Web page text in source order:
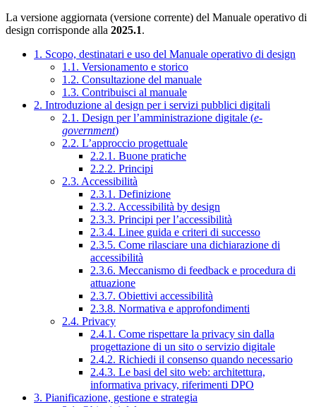
La versione aggiornata (versione corrente) del Manuale operativo di
design corrisponde alla 2025.1.
1. Scopo, destinatari e uso del Manuale operativo di design
1.1. Versionamento e storico
1.2. Consultazione del manuale
1.3. Contribuisci al manuale
2. Introduzione al design per i servizi pubblici digitali
2.1. Design per l’amministrazione digitale (e-
government)
2.2. L’approccio progettuale
2.2.1. Buone pratiche
2.2.2. Principi
2.3. Accessibilità
2.3.1. Definizione
2.3.2. Accessibilità by design
2.3.3. Principi per l’accessibilità
2.3.4. Linee guida e criteri di successo
2.3.5. Come rilasciare una dichiarazione di
accessibilità
2.3.6. Meccanismo di feedback e procedura di
attuazione
2.3.7. Obiettivi accessibilità
2.3.8. Normativa e approfondimenti
2.4. Privacy
2.4.1. Come rispettare la privacy sin dalla
progettazione di un sito o servizio digitale
2.4.2. Richiedi il consenso quando necessario
2.4.3. Le basi del sito web: architettura,
informativa privacy, riferimenti DPO
3. Pianificazione, gestione e strategia